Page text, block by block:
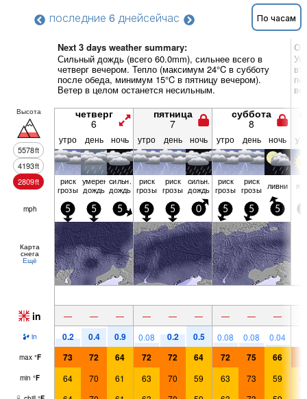
последние 6 днейсейчас По часам
Next 3 days weather summary:
Сильный дождь (всего 60.0mm), сильнее всего в
четверг вечером. Тепло (максимум 24°C в субботу
после обеда, минимум 15°C в пятницу вечером).
Ветер в целом останется несильным.
Высота
5578ft
4193ft
2809ft
четверг
6
пятница
7
суббота
8
утро день ночь утро день ночь утро день ночь
риск
грозы
умерен.
дождь
сильн.
дождь
риск
грозы
риск
грозы
сильн.
дождь
риск
грозы
риск
грозы ливни
mph 5 5 5 5 5 0 5 5 5
Карта
снега
Ещё
in — — — — — — — — —
in 0.2 0.4 0.9 0.08 0.2 0.5 0.08 0.08 0.04
max °F 73 72 64 72 72 64 72 75 66
min °F 64 70 61 63 70 59 63 73 59